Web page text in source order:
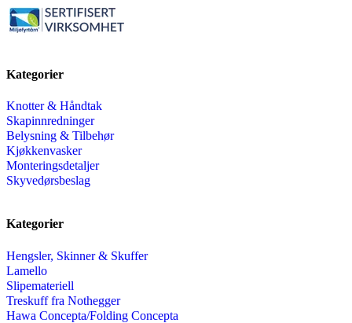
Kategorier
Knotter & Håndtak
Skapinnredninger
Belysning & Tilbehør
Kjøkkenvasker
Monteringsdetaljer
Skyvedørsbeslag
Kategorier
Hengsler, Skinner & Skuffer
Lamello
Slipemateriell
Treskuff fra Nothegger
Hawa Concepta/Folding Concepta